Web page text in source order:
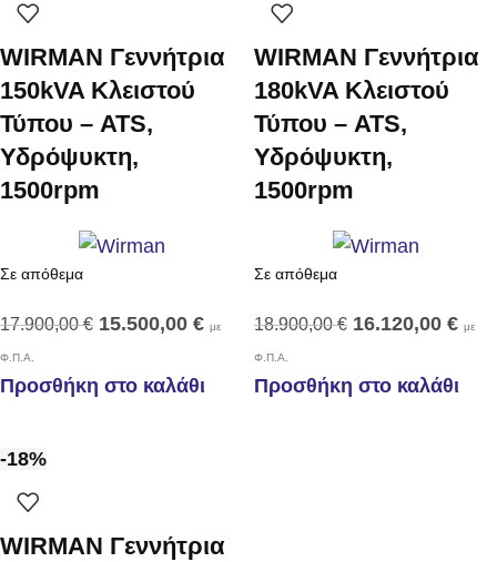
WIRMAN Γεννήτρια
150kVA Κλειστού
Τύπου – ATS,
Υδρόψυκτη,
1500rpm
Σε απόθεμα
17.900,00€ 15.500,00 € με
Φ.Π.Α.
Προσθήκη στο καλάθι
WIRMAN Γεννήτρια
180kVA Κλειστού
Τύπου – ATS,
Υδρόψυκτη,
1500rpm
Σε απόθεμα
18.900,00€ 16.120,00 € με
Φ.Π.Α.
Προσθήκη στο καλάθι
-18%
WIRMAN Γεννήτρια